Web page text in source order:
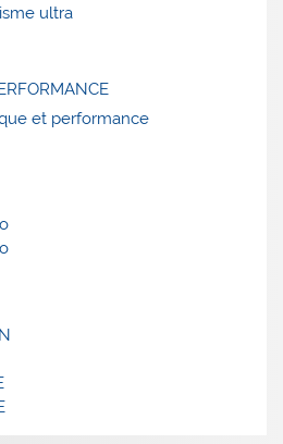
ultra
et performance